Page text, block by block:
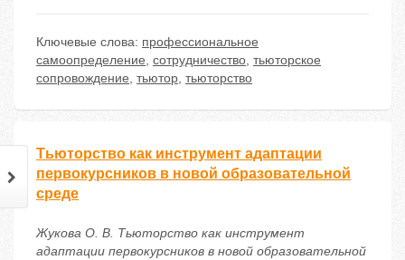
Ключевые слова: профессиональное
самоопределение, сотрудничество, тьюторское
сопровождение, тьютор, тьюторство
Тьюторство как инструмент адаптации
первокурсников в новой образовательной
среде
Жукова О. В. Тьюторство как инструмент
адаптации первокурсников в новой образовательной